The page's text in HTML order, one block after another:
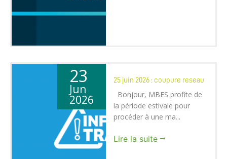
23
Jun
2026
25 juin 2026 : coupure reseau
Bonjour, MBES profite de
la période estivale pour
procéder à une ma...
Lire la suite